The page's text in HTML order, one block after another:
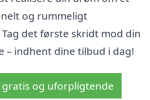
og rummeligt
det første skridt mod din
– indhent dine tilbud i dag!
gratis og uforpligtende